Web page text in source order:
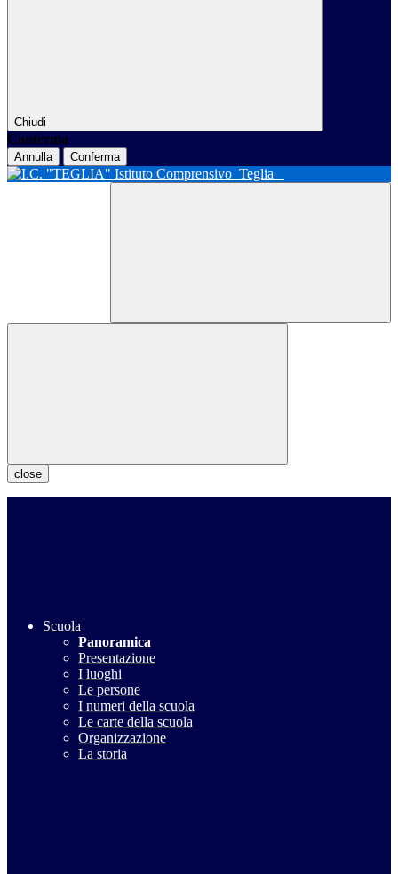
Chiudi
Conferma
Annulla Conferma
Istituto Comprensivo Teglia
close
Scuola
Panoramica
Presentazione
I luoghi
Le persone
I numeri della scuola
Le carte della scuola
Organizzazione
La storia